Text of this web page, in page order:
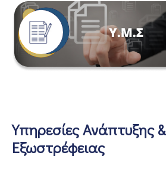
Υπηρεσίες Ανάπτυξης &
Εξωστρέφειας